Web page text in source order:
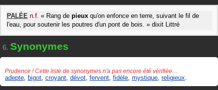
PALÉE n.f. « Rang de pieux qu'on enfonce en terre, suivant le fil de
l'eau, pour soutenir les poutres d'un pont de bois. » dixit Littré
6. Synonymes
Prudence ! Cette liste de synonymes n'a pas encore été vérifiée…
adepte bigot croyant dévot fervent fidèle mystique religieux